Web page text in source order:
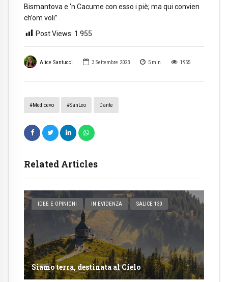
Alice Santucci 3 Settembre 2023 5 min 1955
#Medioevo #SanLeo Dante
Related Articles
IDEE E OPINIONI IN EVIDENZA SALICE 130
Siamo terra, destinata al Cielo
Bismantova e ‘n Cacume con esso i piè; ma qui convien
ch’om voli”
Post Views: 1.955